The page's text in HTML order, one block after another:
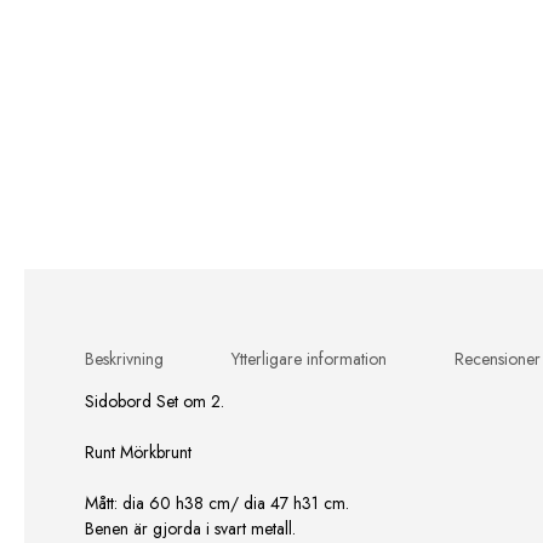
Beskrivning Ytterligare information
Sidobord Set om 2.
Runt Mörkbrunt
Mått: dia 60 h38 cm/ dia 47 h31 cm.
Benen är gjorda i svart metall.